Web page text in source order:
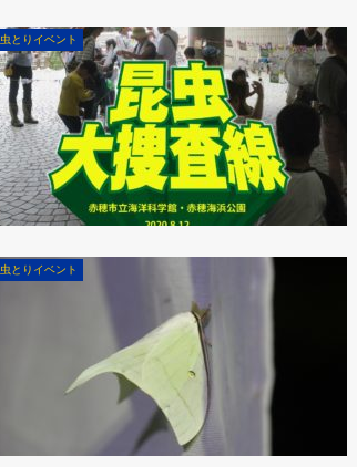
虫とりイベント
虫とりイベント